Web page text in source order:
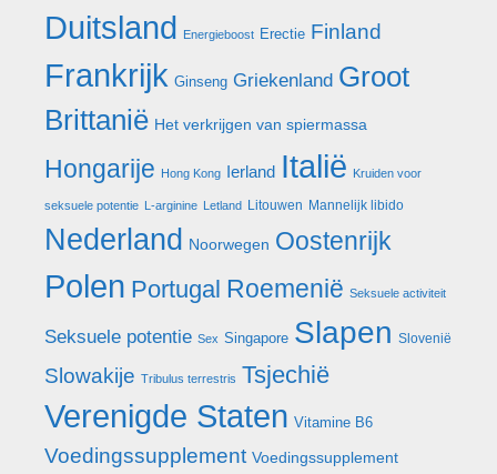
Duitsland Energieboost Erectie Finland
Frankrijk Ginseng Griekenland Groot
Brittanië Het verkrijgen van spiermassa
Hongarije Hong Kong Ierland Italië Kruiden voor
seksuele potentie L-arginine Letland Litouwen Mannelijk libido
Nederland Noorwegen Oostenrijk
Polen Portugal Roemenië Seksuele activiteit
Seksuele potentie Sex Singapore Slapen Slovenië
Slowakije Tribulus terrestris Tsjechië
Verenigde Staten Vitamine B6
Voedingssupplement Voedingssupplement